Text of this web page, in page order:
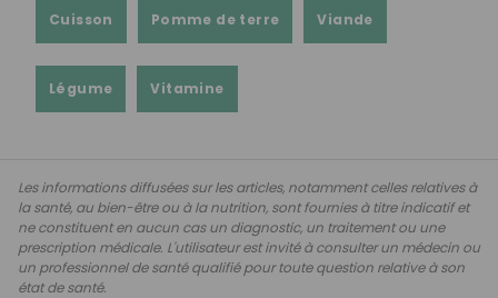
Cuisson Pomme de terre Viande
Légume Vitamine
Les informations diffusées sur les articles, notamment celles relatives à
la santé, au bien-être ou à la nutrition, sont fournies à titre indicatif et
ne constituent en aucun cas un diagnostic, un traitement ou une
prescription médicale. L'utilisateur est invité à consulter un médecin ou
un professionnel de santé qualifié pour toute question relative à son
état de santé.